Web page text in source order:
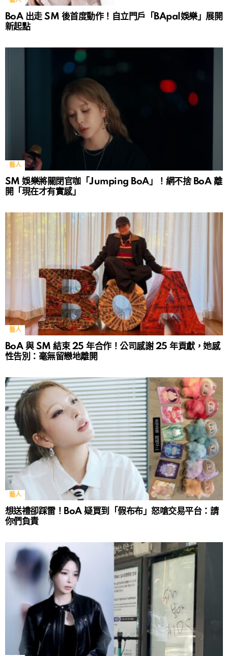
BoA 出走 SM 後首度動作！自立門戶「BApal娛樂」展開
新起點
藝人
SM 娛樂將關閉官咖「Jumping BoA」！網不捨 BoA 離
開「現在才有實感」
藝人
BoA 與 SM 結束 25 年合作！公司感謝 25 年貢獻，她感
性告別：毫無留戀地離開
藝人
想送禮卻踩雷！BoA 疑買到「假布布」怒嗆交易平台：請
你們負責